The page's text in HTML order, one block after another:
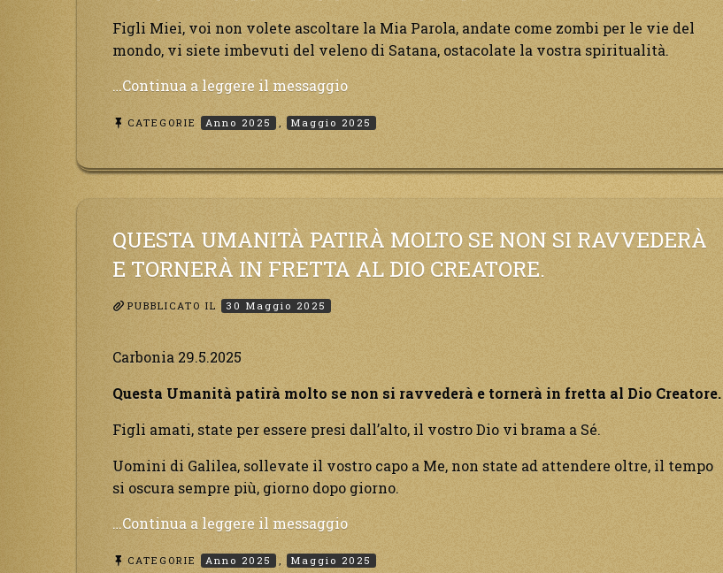
Figli Miei, voi non volete ascoltare la Mia Parola, andate come zombi per le vie del
mondo, vi siete imbevuti del veleno di Satana, ostacolate la vostra spiritualità.
…Continua a leggere il messaggio“Preparatevi
cambiamento,
la
il
tempo
è
CATEGORIE Anno 2025 Maggio 2025
QUESTA UMANITÀ PATIRÀ MOLTO SE NON SI RAVVEDERÀ
E TORNERÀ IN FRETTA AL DIO CREATORE.
PUBBLICATO IL 30 Maggio 2025
Carbonia 29.5.2025
Questa Umanità patirà molto se non si ravvederà e tornerà in fretta al Dio Creatore.
Figli amati, state per essere presi dall’alto, il vostro Dio vi brama a Sé.
Uomini di Galilea, sollevate il vostro capo a Me, non state ad attendere oltre, il tempo
si oscura sempre più, giorno dopo giorno.
…Continua a leggere il messaggio“Questa
patirà
CATEGORIE Anno 2025 Maggio 2025